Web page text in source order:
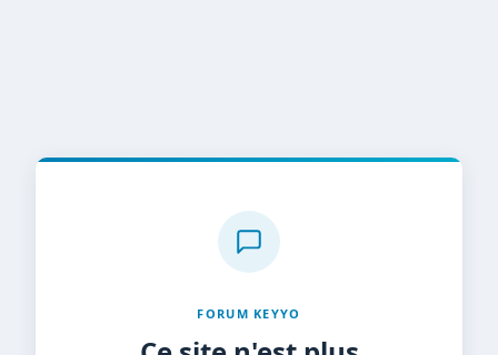
FORUM KEYYO